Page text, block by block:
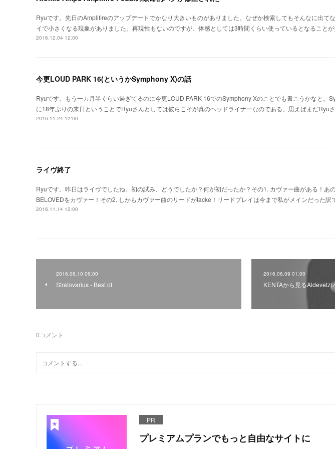
Ryuです。先日のAmplifireのアップデートでかなり大きいものがありました。なぜか検索してもそんなに出て
イで小さくなる現象がありました。再現性もないのですが、体感としては3時間くらい使っているとなること
2016.12.04 12:00
今更LOUD PARK 16(というかSymphony X)の話
Ryuです。もう一カ月半くらい過ぎてるのに今更LOUD PARK 16でのSymphony Xのことでも書こうかなと。
に18年ぶりの来日ということでRyuさんとしては彼らこそが真のヘッドライナーなのである。思えばまだRyu
2016.11.24 12:00
ライヴ終了
Ryuです。昨日はライヴでしたね。初の試み、どうでしたか？何が初だったか？その1. カヴァー曲がある！あ
BELOVEDをカヴァー！その2. しかもカヴァー曲のリードがtacke！リードプレイは今まで私がメインだった
2016.11.14 12:00
2016.06.10 06:00
Stratovarius - Best of
2016.06.09 01:00
KENTAから見るAldevetz(
0コメント
PR
プレミアムプランでもっと自由なサイトに